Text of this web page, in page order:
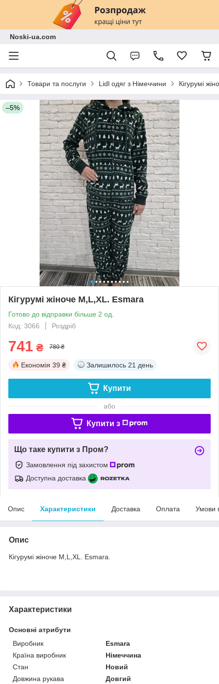
Noski-ua.com
Товари та послуги Lidl одяг з Німеччини Кігурумі
–5%
Кігурумі жіноче M,L,XL. Esmara
Готово до відправки більше 2 од.
Код: 3066
Роздріб
741 ₴ 780 ₴
Економія 39 ₴ Залишилось 21 день
Купити
або
Купити з
Що таке купити з Пром?
Замовлення під захистом
Доступна доставка
Опис Характеристики Доставка Оплата Умови
Опис
Кігурумі жіноче M,L,XL. Esmara.
Характеристики
Основні атрибути
Виробник
Esmara
Країна виробник
Німеччина
Стан
Новий
Довжина рукава
Довгий